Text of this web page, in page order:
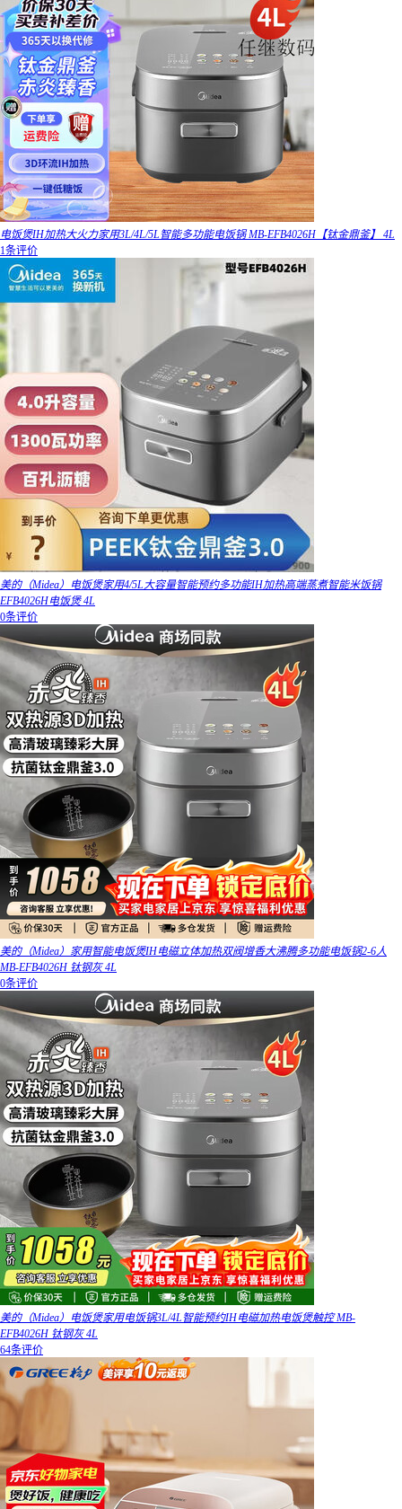
电饭煲IH加热大火力家用3L/4L/5L智能多功能电饭锅 MB-EFB4026H【钛金鼎釜】 4L
1条评价
美的（Midea）电饭煲家用4/5L大容量智能预约多功能IH加热高端蒸煮智能米饭锅
EFB4026H电饭煲 4L
0条评价
美的（Midea）家用智能电饭煲IH电磁立体加热双阀增香大沸腾多功能电饭锅2-6人
MB-EFB4026H 钛钢灰 4L
0条评价
美的（Midea）电饭煲家用电饭锅3L/4L智能预约IH电磁加热电饭煲触控 MB-
EFB4026H 钛钢灰 4L
64条评价